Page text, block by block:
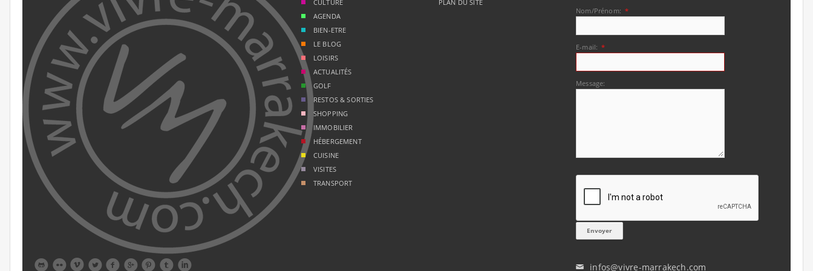
        
CULTURE
AGENDA
BIEN-ETRE
LE BLOG
LOISIRS
ACTUALITÉS
GOLF
RESTOS & SORTIES
SHOPPING
IMMOBILIER
HÉBERGEMENT
CUISINE
VISITES
TRANSPORT
PLAN DU SITE
Nom/Prénom: *
E-mail: *
Message:
✉ infos@vivre-marrakech.com